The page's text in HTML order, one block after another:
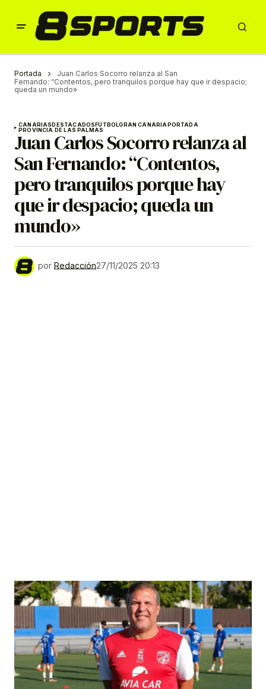
Portada
Juan Carlos Socorro relanza al San
Fernando: “Contentos, pero tranquilos porque hay que ir despacio;
queda un mundo»
CANARIASDESTACADOSFÚTBOLGRAN CANARIAPORTADA
PROVINCIA DE LAS PALMAS
Juan Carlos Socorro relanza al
San Fernando: “Contentos,
pero tranquilos porque hay
que ir despacio; queda un
mundo»
por Redacción27/11/2025 20:13